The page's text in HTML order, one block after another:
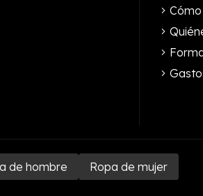
de hombre Ropa de mujer